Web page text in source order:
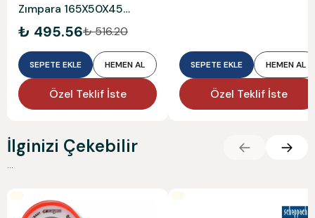
Zımpara 165X50X45
80Kum
₺ 495.56₺ 516.20
SEPETE EKLE HEMEN AL
Özel Teklif İste
SEPETE EKLE HEMEN AL
Özel Teklif İste
İlginizi Çekebilir
...